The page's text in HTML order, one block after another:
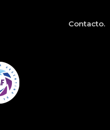
Contacto.